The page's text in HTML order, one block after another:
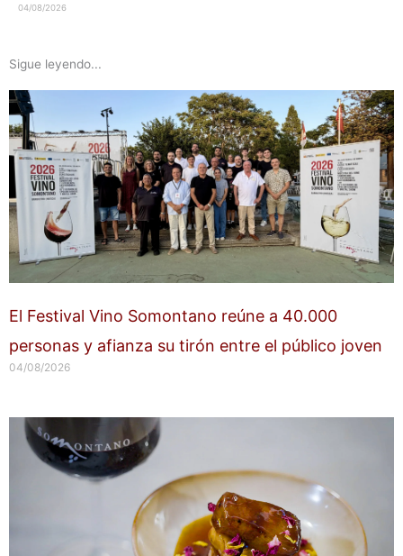
04/08/2026
Sigue leyendo...
El Festival Vino Somontano reúne a 40.000
personas y afianza su tirón entre el público joven
04/08/2026